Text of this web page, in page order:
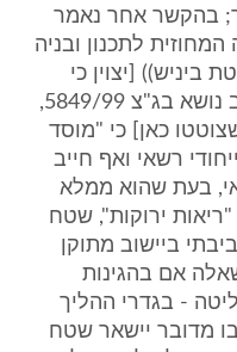
בהקשר אחר נאמר
הועדה המחוזית לתכנון ובניה
נד(3) 5, 38 (השופטת ביניש)) [יצוין כי
בדנג"צ 5361/00 הנזכר נדון שוב נושא בג"צ 5849/99,
כאן] כי "מוסד
רשאי ואף חייב
בעת שהוא ממלא
"ריאות ירוקות", שטח
ביישוב מתוקן
אם בהגינות
- בגדרי ההליך
מדובר יישאר שטח